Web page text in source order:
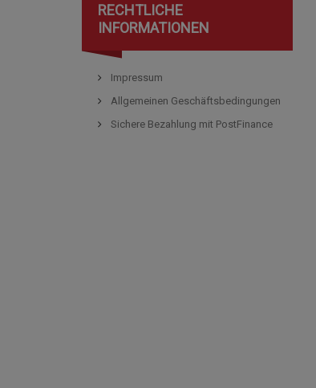
RECHTLICHE
INFORMATIONEN
Impressum
Allgemeinen Geschäftsbedingungen
Sichere Bezahlung mit PostFinance